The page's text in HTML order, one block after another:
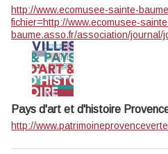
http://www.ecomusee-sainte-
fichier=http://www.ecomusee-
baume.asso.fr/association/journal/
Pays d'art et d'histoire
http://